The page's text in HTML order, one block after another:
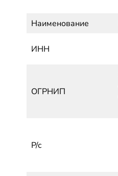
Наименование
ИНН
ОГРНИП
Р/с